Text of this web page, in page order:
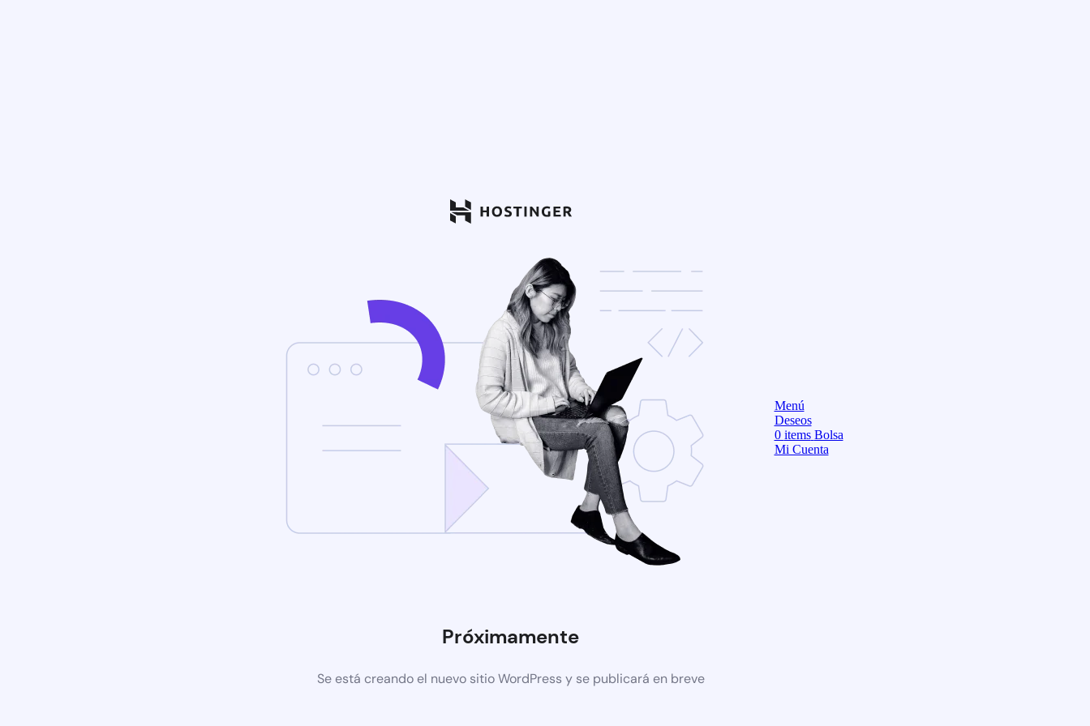
Próximamente
Se está creando el nuevo sitio WordPress y se publicará en breve
Menú
Deseos
0 items Bolsa
Mi Cuenta